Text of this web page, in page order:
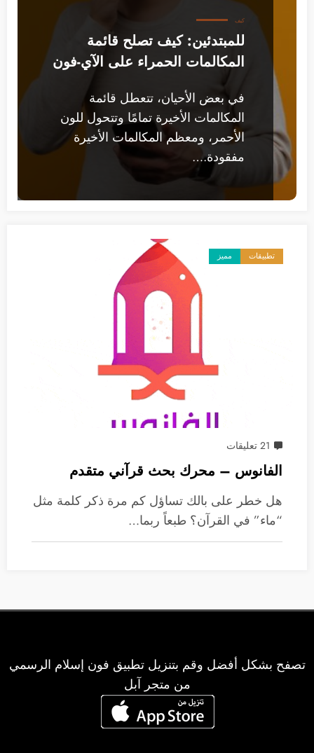
كيف
للمبتدئين: كيف تصلح قائمة
المكالمات الحمراء على الآي-فون
في بعض الأحيان، تتعطل قائمة
المكالمات الأخيرة تمامًا وتتحول للون
الأحمر، ومعظم المكالمات الأخيرة
مفقودة.…
تطبيقات مميز
21 تعليقات
الفانوس – محرك بحث قرآني متقدم
هل خطر على بالك تساؤل كم مرة ذكر كلمة مثل
“ماء” في القرآن؟ طبعاً ربما…
تصفح بشكل أفضل وقم بتنزيل تطبيق فون إسلام الرسمي
من متجر آبل